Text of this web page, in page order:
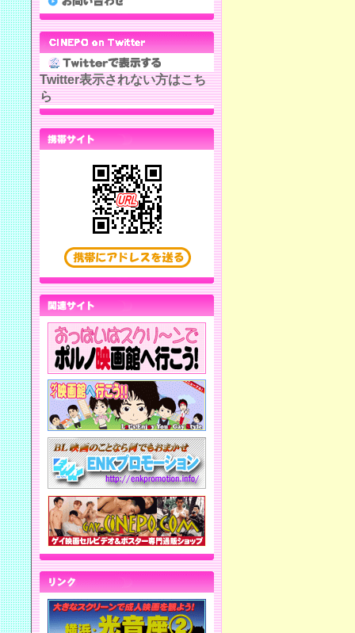
Twitter表示されない方はこち
ら